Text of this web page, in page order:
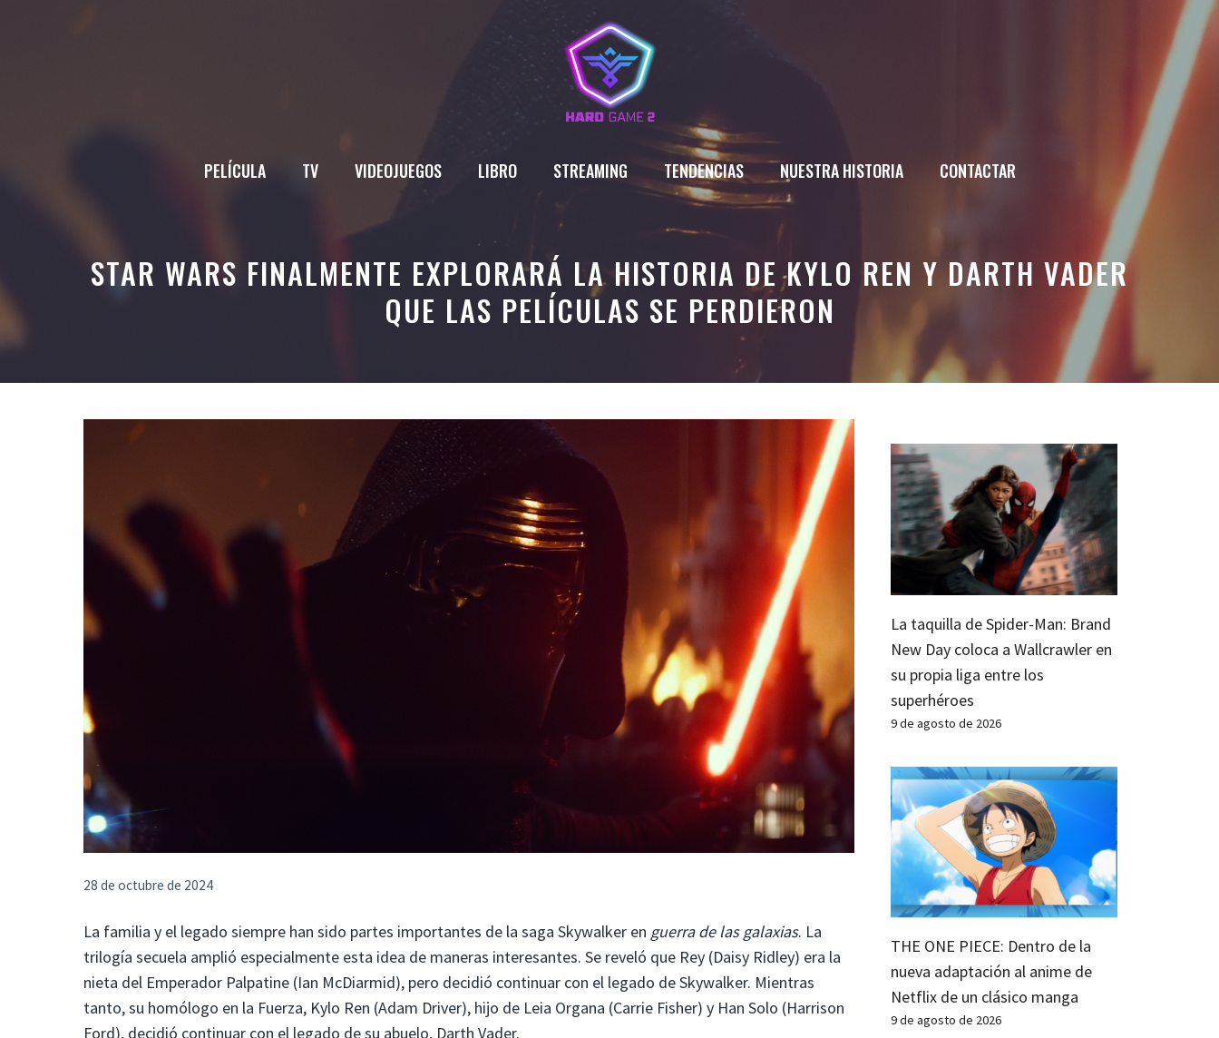
PELÍCULA TV VIDEOJUEGOS LIBRO STREAMING TENDENCIAS NUESTRA HISTORIA CONTACTAR
STAR WARS FINALMENTE EXPLORARÁ LA HISTORIA DE KYLO REN Y DARTH VADER
QUE LAS PELÍCULAS SE PERDIERON
28 de octubre de 2024
La familia y el legado siempre han sido partes importantes de la saga Skywalker en guerra de las galaxias. La
trilogía secuela amplió especialmente esta idea de maneras interesantes. Se reveló que Rey (Daisy Ridley) era la
nieta del Emperador Palpatine (Ian McDiarmid), pero decidió continuar con el legado de Skywalker. Mientras
tanto, su homólogo en la Fuerza, Kylo Ren (Adam Driver), hijo de Leia Organa (Carrie Fisher) y Han Solo (Harrison
Ford), decidió continuar con el legado de su abuelo, Darth Vader.
La taquilla de Spider-Man: Brand
New Day coloca a Wallcrawler en
su propia liga entre los
superhéroes
9 de agosto de 2026
THE ONE PIECE: Dentro de la
nueva adaptación al anime de
Netflix de un clásico manga
9 de agosto de 2026